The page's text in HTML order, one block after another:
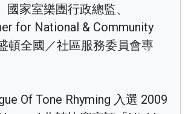
國家室樂團行政總監、
for National & Community
頓全國／社區服務委員會專
Of Tone Rhyming 入選 2009